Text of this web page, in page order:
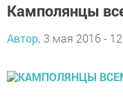
Камполянцы
Автор, 3 мая 2016 -